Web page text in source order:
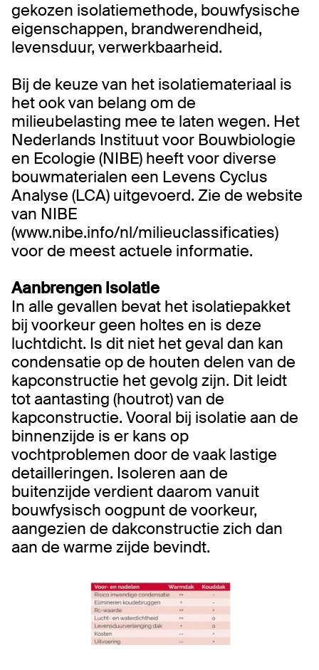
gekozen isolatiemethode, bouwfysische
eigenschappen, brandwerendheid,
levensduur, verwerkbaarheid.
Bij de keuze van het isolatiemateriaal is
het ook van belang om de
milieubelasting mee te laten wegen. Het
Nederlands Instituut voor Bouwbiologie
en Ecologie (NIBE) heeft voor diverse
bouwmaterialen een Levens Cyclus
Analyse (LCA) uitgevoerd. Zie de website
van NIBE
(www.nibe.info/nl/milieuclassificaties)
voor de meest actuele informatie.
Aanbrengen isolatie
In alle gevallen bevat het isolatiepakket
bij voorkeur geen holtes en is deze
luchtdicht. Is dit niet het geval dan kan
condensatie op de houten delen van de
kapconstructie het gevolg zijn. Dit leidt
tot aantasting (houtrot) van de
kapconstructie. Vooral bij isolatie aan de
binnenzijde is er kans op
vochtproblemen door de vaak lastige
detailleringen. Isoleren aan de
buitenzijde verdient daarom vanuit
bouwfysisch oogpunt de voorkeur,
aangezien de dakconstructie zich dan
aan de warme zijde bevindt.